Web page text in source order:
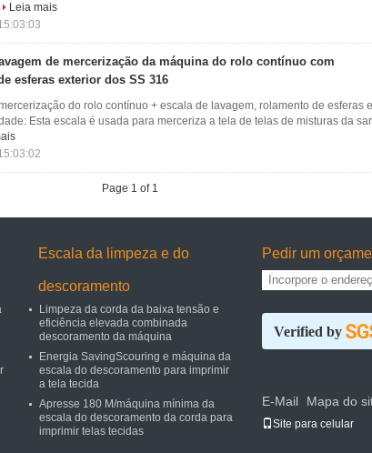
Leia mais
de mercerização da máquina do rolo contínuo com
esferas exterior dos SS 316
do rolo contínuo + escala de lavagem, rolamento de esferas
Esta escala é usada para merceriza a tela de telas de misturas da
Page 1 of 1
Escala da limpeza e do
descoramento
Limpeza da corda da baixa tensão e
eficiência elevada combinada
descoramento da máquina
Energia SavingScouring e máquina da
escala do descoramento para imprimir
a tela tecida
Apresse 180 M/máquina mínima da
escala do descoramento da corda para
imprimir telas tecidas
Pedir um
Verified by
E-Mail Mapa do
Site para celular